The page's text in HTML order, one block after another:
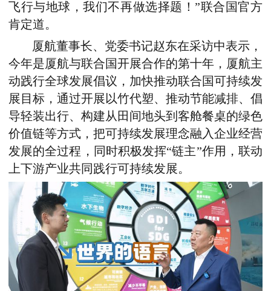
飞行与地球，我们不再做选择题！”联合国官方
肯定道。
厦航董事长、党委书记赵东在采访中表示，
今年是厦航与联合国开展合作的第十年，厦航主
动践行全球发展倡议，加快推动联合国可持续发
展目标，通过开展以竹代塑、推动节能减排、倡
导轻装出行、构建从田间地头到客舱餐桌的绿色
价值链等方式，把可持续发展理念融入企业经营
发展的全过程，同时积极发挥“链主”作用，联动
上下游产业共同践行可持续发展。